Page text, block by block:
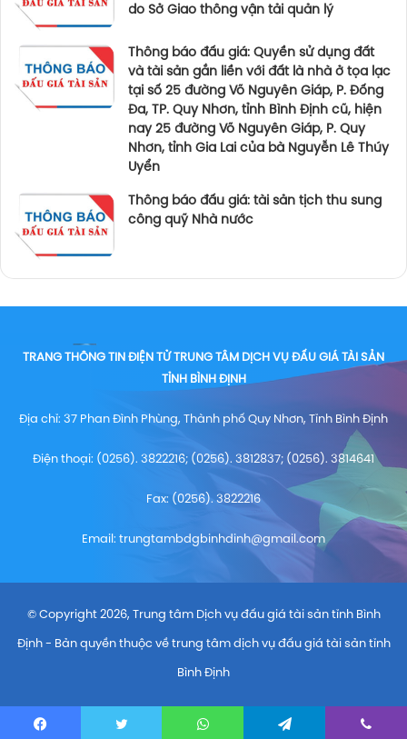
do Sở Giao thông vận tải quản lý
Thông báo đấu giá: Quyền sử dụng đất
và tài sản gắn liền với đất là nhà ở tọa lạc
tại số 25 đường Võ Nguyên Giáp, P. Đống
Đa, TP. Quy Nhơn, tỉnh Bình Định cũ, hiện
nay 25 đường Võ Nguyên Giáp, P. Quy
Nhơn, tỉnh Gia Lai của bà Nguyễn Lê Thúy
Uyển
Thông báo đấu giá: tài sản tịch thu sung
công quỹ Nhà nước
TRANG THÔNG TIN ĐIỆN TỬ TRUNG TÂM DỊCH VỤ ĐẤU GIÁ TÀI SẢN
TỈNH BÌNH ĐỊNH
Địa chỉ: 37 Phan Đình Phùng, Thành phố Quy Nhơn, Tỉnh Bình Định
Điện thoại: (0256). 3822216; (0256). 3812837; (0256). 3814641
Fax: (0256). 3822216
Email: trungtambdgbinhdinh@gmail.com
© Copyright 2026, Trung tâm Dịch vụ đấu giá tài sản tỉnh Bình
Định - Bản quyền thuộc về trung tâm dịch vụ đấu giá tài sản tỉnh
Bình Định